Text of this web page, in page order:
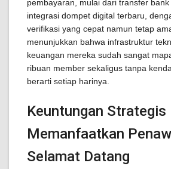
pembayaran, mulai dari transfer
integrasi dompet digital terbaru,
verifikasi yang cepat namun tetap
menunjukkan bahwa infrastruktur
keuangan mereka sudah sangat
ribuan member sekaligus tanpa
berarti setiap harinya.
Keuntungan Strategis
Memanfaatkan
Selamat Datang